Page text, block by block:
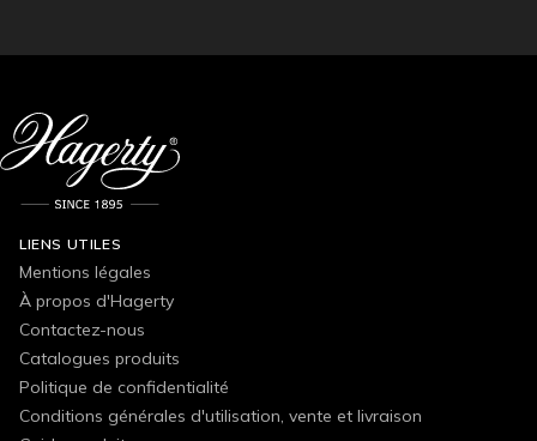
LIENS UTILES
Mentions légales
À propos d'Hagerty
Contactez-nous
Catalogues produits
Politique de confidentialité
Conditions générales d'utilisation, vente et livraison